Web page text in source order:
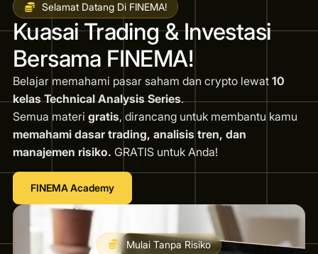
Selamat Datang Di FINEMA!
Kuasai Trading & Investasi
Bersama FINEMA!
Belajar memahami pasar saham dan crypto lewat 10
kelas Technical Analysis Series.
Semua materi gratis, dirancang untuk membantu kamu
memahami dasar trading, analisis tren, dan
manajemen risiko. GRATIS untuk Anda!
FINEMA Academy
Mulai Tanpa Risiko